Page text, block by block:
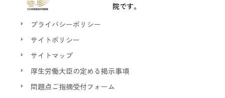
院です。
プライバシーポリシー
サイトポリシー
サイトマップ
厚生労働大臣の定める掲示事項
問題点ご指摘受付フォーム